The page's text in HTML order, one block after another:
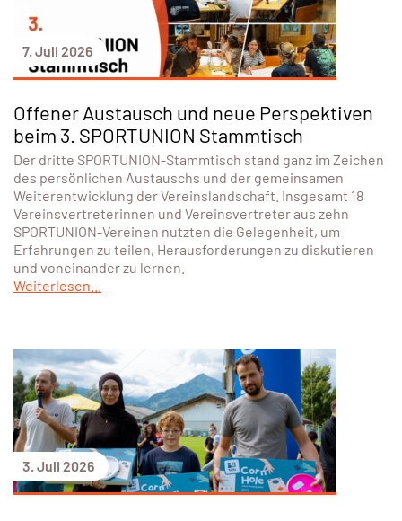
7. Juli 2026
Offener Austausch und neue Perspektiven
beim 3. SPORTUNION Stammtisch
Der dritte SPORTUNION-Stammtisch stand ganz im Zeichen
des persönlichen Austauschs und der gemeinsamen
Weiterentwicklung der Vereinslandschaft. Insgesamt 18
Vereinsvertreterinnen und Vereinsvertreter aus zehn
SPORTUNION-Vereinen nutzten die Gelegenheit, um
Erfahrungen zu teilen, Herausforderungen zu diskutieren
und voneinander zu lernen.
Weiterlesen...
3. Juli 2026